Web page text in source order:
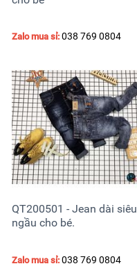
Zalo mua sỉ: 038 769 0804
QT200501 - Jean dài siêu
ngầu cho bé.
Zalo mua sỉ: 038 769 0804